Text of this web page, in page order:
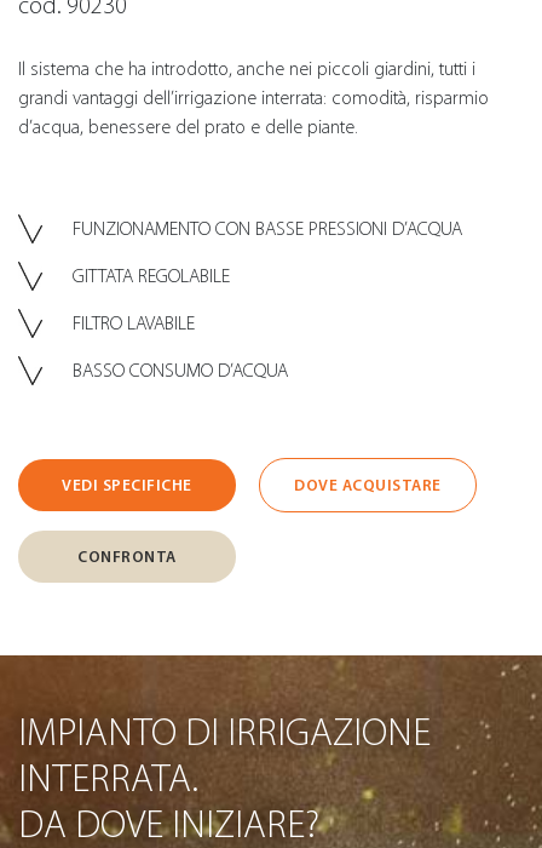
Il sistema che ha introdotto, anche nei piccoli giardini, tutti i
grandi vantaggi dell’irrigazione interrata: comodità, risparmio
d’acqua, benessere del prato e delle piante.
FUNZIONAMENTO CON BASSE PRESSIONI D’ACQUA
GITTATA REGOLABILE
FILTRO LAVABILE
BASSO CONSUMO D’ACQUA
VEDI SPECIFICHE DOVE ACQUISTARE
CONFRONTA
IMPIANTO DI IRRIGAZIONE
INTERRATA.
DA DOVE INIZIARE?